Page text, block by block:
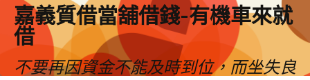
嘉義質借當舖借錢-有機車來就
借
不要再因資金不能及時到位，而坐失良